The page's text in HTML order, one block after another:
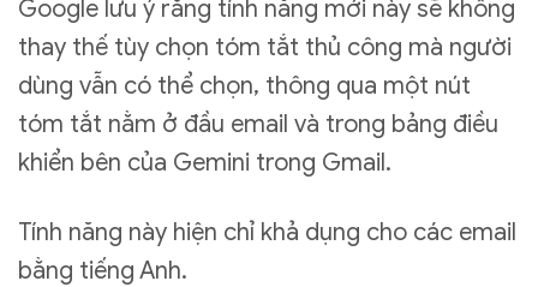
Google lưu ý rằng tính năng mới này sẽ không
thay thế tùy chọn tóm tắt thủ công mà người
dùng vẫn có thể chọn, thông qua một nút
tóm tắt nằm ở đầu email và trong bảng điều
khiển bên của Gemini trong Gmail.
Tính năng này hiện chỉ khả dụng cho các email
bằng tiếng Anh.